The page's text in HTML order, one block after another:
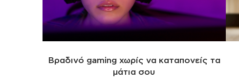
Βραδινό gaming χωρίς να καταπονείς τα
μάτια σου